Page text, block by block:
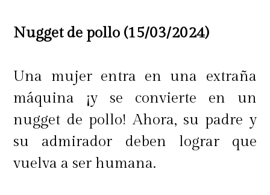
Nugget de pollo (15/03/2024)
Una mujer entra en una extraña
máquina ¡y se convierte en un
nugget de pollo! Ahora, su padre y
su admirador deben lograr que
vuelva a ser humana.